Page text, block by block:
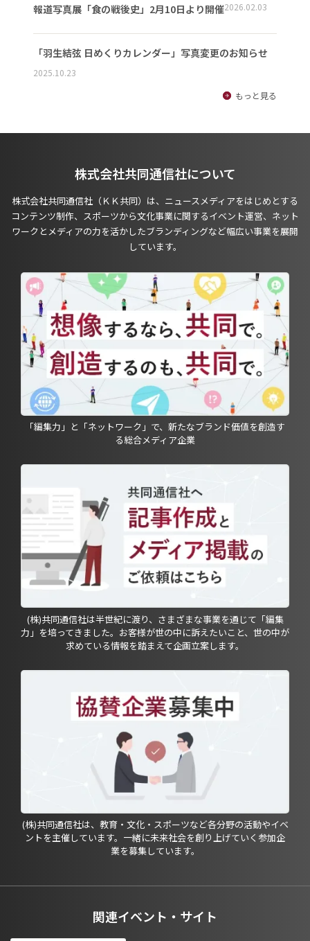
報道写真展「食の戦後史」2月10日より開催2026.02.03
「羽生結弦 日めくりカレンダー」写真変更のお知らせ
2025.10.23
もっと見る
株式会社共同通信社について
株式会社共同通信社（ＫＫ共同）は、ニュースメディアをはじめとする
コンテンツ制作、スポーツから文化事業に関するイベント運営、ネット
ワークとメディアの力を活かしたブランディングなど幅広い事業を展開
しています。
「編集力」と「ネットワーク」で、新たなブランド価値を創造す
る総合メディア企業
(株)共同通信社は半世紀に渡り、さまざまな事業を通じて「編集
力」を培ってきました。お客様が世の中に訴えたいこと、世の中が
求めている情報を踏まえて企画立案します。
(株)共同通信社は、教育・文化・スポーツなど各分野の活動やイベ
ントを主催しています。一緒に未来社会を創り上げていく参加企
業を募集しています。
関連イベント・サイト